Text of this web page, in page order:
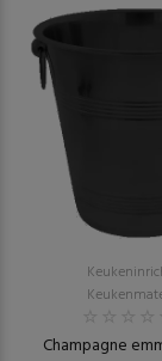
Champagne